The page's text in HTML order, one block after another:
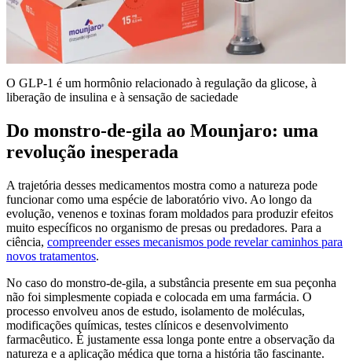
O GLP-1 é um hormônio relacionado à regulação da glicose, à
liberação de insulina e à sensação de saciedade
Do monstro-de-gila ao Mounjaro: uma
revolução inesperada
A trajetória desses medicamentos mostra como a natureza pode
funcionar como uma espécie de laboratório vivo. Ao longo da
evolução, venenos e toxinas foram moldados para produzir efeitos
muito específicos no organismo de presas ou predadores. Para a
ciência, compreender esses mecanismos pode revelar caminhos para
novos tratamentos.
No caso do monstro-de-gila, a substância presente em sua peçonha
não foi simplesmente copiada e colocada em uma farmácia. O
processo envolveu anos de estudo, isolamento de moléculas,
modificações químicas, testes clínicos e desenvolvimento
farmacêutico. É justamente essa longa ponte entre a observação da
natureza e a aplicação médica que torna a história tão fascinante.